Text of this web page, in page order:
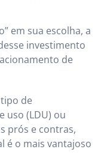
em sua escolha, a
investimento
de
de
uso (LDU) ou
prós e contras,
é o mais vantajoso